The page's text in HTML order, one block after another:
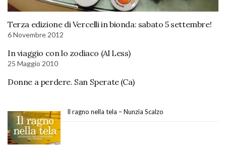
Terza edizione di Vercelli in bionda: sabato 5 settembre!
6 Novembre 2012
In viaggio con lo zodiaco (Al Less)
25 Maggio 2010
Donne a perdere. San Sperate (Ca)
Il ragno nella tela – Nunzia Scalzo